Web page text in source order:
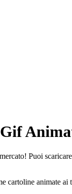
Puoi
animate